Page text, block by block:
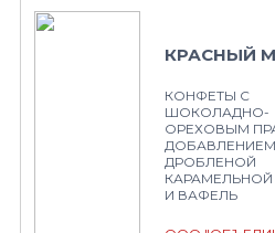
КРАСНЫЙ
КОНФЕТЫ С
ШОКОЛАДНО-
ОРЕХОВЫМ
ДОБАВЛЕНИЕМ
ДРОБЛЕНОЙ
И ВАФЕЛЬ